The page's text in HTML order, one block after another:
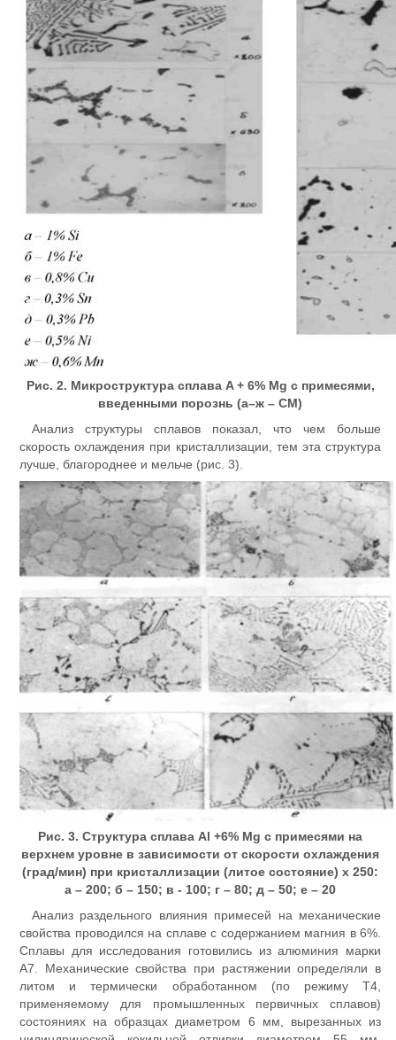
Рис. 2. Микроструктура сплава A + 6% Mg c примесями,
введенными порознь (а–ж – СМ)
Анализ структуры сплавов показал, что чем больше
скорость охлаждения при кристаллизации, тем эта структура
лучше, благороднее и мельче (рис. 3).
Рис. 3. Структура сплава Al +6% Mg c примесями на
верхнем уровне в зависимости от скорости охлаждения
(град/мин) при кристаллизации (литое состояние) х 250:
а – 200; б – 150; в - 100; г – 80; д – 50; е – 20
Анализ раздельного влияния примесей на механические
свойства проводился на сплаве с содержанием магния в 6%.
Сплавы для исследования готовились из алюминия марки
А7. Механические свойства при растяжении определяли в
литом и термически обработанном (по режиму Т4,
применяемому для промышленных первичных сплавов)
состояниях на образцах диаметром 6 мм, вырезанных из